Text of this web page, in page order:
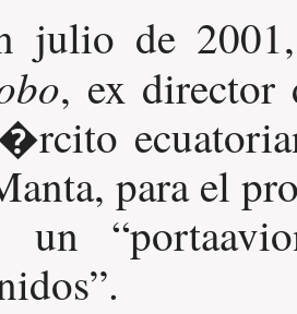
julio de
, ex director
para el
un
.